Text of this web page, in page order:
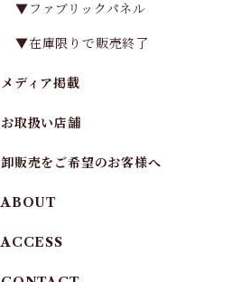
▼ファブリックパネル
▼在庫限りで販売終了
メディア掲載
お取扱い店舗
卸販売をご希望のお客様へ
ABOUT
ACCESS